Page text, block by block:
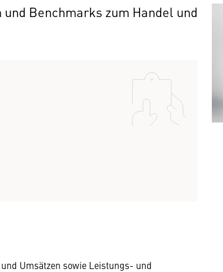
Benchmarks zum Handel und
Umsätzen sowie Leistungs- und